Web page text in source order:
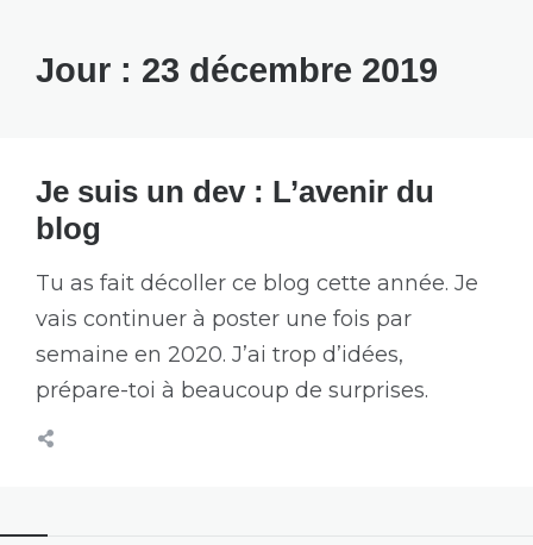
Jour : 23 décembre 2019
Je suis un dev : L’avenir du
blog
Tu as fait décoller ce blog cette année. Je
vais continuer à poster une fois par
semaine en 2020. J’ai trop d’idées,
prépare-toi à beaucoup de surprises.